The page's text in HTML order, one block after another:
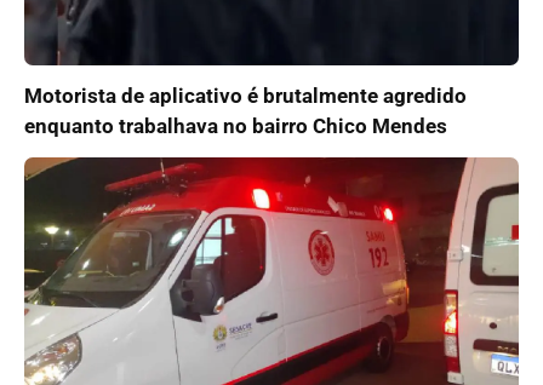
Motorista de aplicativo é brutalmente agredido
enquanto trabalhava no bairro Chico Mendes